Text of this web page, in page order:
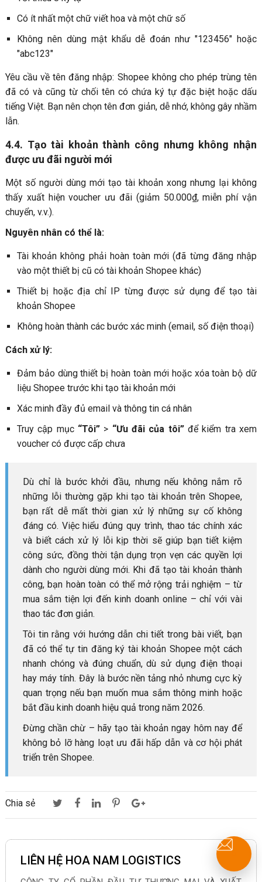
Có ít nhất một chữ viết hoa và một chữ số
Không nên dùng mật khẩu dễ đoán như "123456" hoặc
"abc123"
Yêu cầu về tên đăng nhập: Shopee không cho phép trùng tên
đã có và cũng từ chối tên có chứa ký tự đặc biệt hoặc dấu
tiếng Việt. Bạn nên chọn tên đơn giản, dễ nhớ, không gây nhầm
lẫn.
4.4. Tạo tài khoản thành công nhưng không nhận
được ưu đãi người mới
Một số người dùng mới tạo tài khoản xong nhưng lại không
thấy xuất hiện voucher ưu đãi (giảm 50.000₫, miễn phí vận
chuyển, v.v.).
Nguyên nhân có thể là:
Tài khoản không phải hoàn toàn mới (đã từng đăng nhập
vào một thiết bị cũ có tài khoản Shopee khác)
Thiết bị hoặc địa chỉ IP từng được sử dụng để tạo tài
khoản Shopee
Không hoàn thành các bước xác minh (email, số điện thoại)
Cách xử lý:
Đảm bảo dùng thiết bị hoàn toàn mới hoặc xóa toàn bộ dữ
liệu Shopee trước khi tạo tài khoản mới
Xác minh đầy đủ email và thông tin cá nhân
Truy cập mục “Tôi” > “Ưu đãi của tôi”để kiểm tra xem
voucher có được cấp chưa
Dù chỉ là bước khởi đầu, nhưng nếu không nắm rõ
những lỗi thường gặp khi tạo tài khoản trên Shopee,
bạn rất dễ mất thời gian xử lý những sự cố không
đáng có. Việc hiểu đúng quy trình, thao tác chính xác
và biết cách xử lý lỗi kịp thời sẽ giúp bạn tiết kiệm
công sức, đồng thời tận dụng trọn vẹn các quyền lợi
dành cho người dùng mới. Khi đã tạo tài khoản thành
công, bạn hoàn toàn có thể mở rộng trải nghiệm – từ
mua sắm tiện lợi đến kinh doanh online – chỉ với vài
thao tác đơn giản.
Tôi tin rằng với hướng dẫn chi tiết trong bài viết, bạn
đã có thể tự tin đăng ký tài khoản Shopee một cách
nhanh chóng và đúng chuẩn, dù sử dụng điện thoại
hay máy tính. Đây là bước nền tảng nhỏ nhưng cực kỳ
quan trọng nếu bạn muốn mua sắm thông minh hoặc
bắt đầu kinh doanh hiệu quả trong năm 2026.
Đừng chần chừ – hãy tạo tài khoản ngay hôm nay để
không bỏ lỡ hàng loạt ưu đãi hấp dẫn và cơ hội phát
triển trên Shopee.
Chia sẻ
LIÊN HỆ HOA NAM LOGISTICS